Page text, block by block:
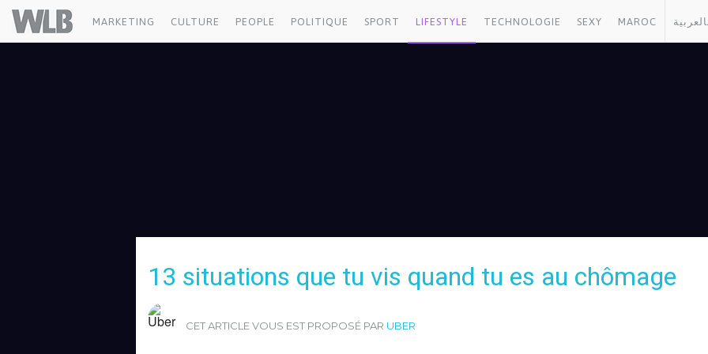
Welovebuzz
MARKETING CULTURE PEOPLE POLITIQUE SPORT LIFESTYLE TECHNOLOGIE SEXY MAROC
Uber
13 situations que tu vis quand tu es au chômage
CET ARTICLE VOUS EST PROPOSÉ PAR UBER